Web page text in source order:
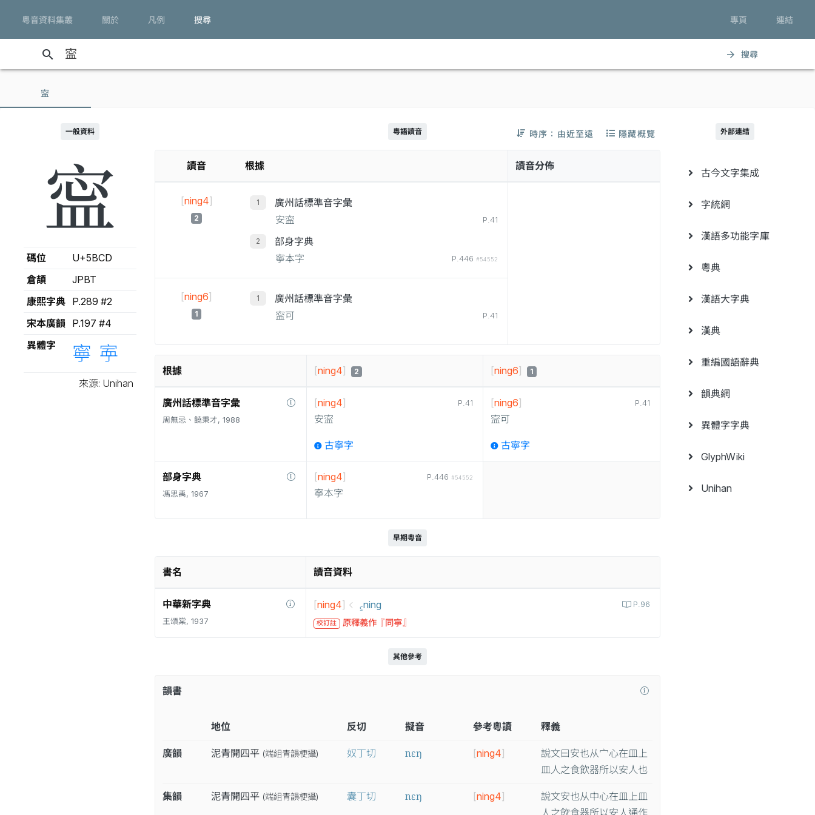
粵音資料集叢 關於 凡例 搜尋 專頁 連結
search arrow_forward 搜尋
寍
一般資料
寍
碼位
U+5BCD
倉頡
JPBT
康熙字典
P.289 #2
宋本廣韻
P.197 #4
異體字
寧 𡨴
來源: Unihan
粵語讀音 時序：由近至遠 隱藏概覽
讀音 根據
[ning4]
2
廣州話標準音字彙
安寍
P.41
部身字典
寧本字
P.446 #54552
[ning6]
1
廣州話標準音字彙
寍可
P.41
讀音分佈
根據 [ning4] 2 [ning6] 1
廣州話標準音字彙
周無忌、饒秉才, 1988
P.41
[ning4]
安寍
古寧字
P.41
[ning6]
寍可
古寧字
部身字典
馮思禹, 1967
P.446 #54552
[ning4]
寧本字
早期粵音
書名 讀音資料
中華新字典
王頌棠, 1937
P.96
[ning4] ꜁ning
校訂註 原釋義作『同寧』
其他參考
韻書
地位 反切 擬音 參考粵讀 釋義
廣韻 泥青開四平 (端組青韻梗攝) 奴丁切 nɛŋ [ning4]
說文曰安也从宀心在皿上
皿人之食飲器所以安人也
集韻 泥青開四平 (端組青韻梗攝) 囊丁切 nɛŋ [ning4]
說文安也从中心在皿上皿
人之飲食器所以安人通作
外部連結
古今文字集成
字統網
漢語多功能字庫
粵典
漢語大字典
漢典
重編國語辭典
韻典網
異體字字典
GlyphWiki
Unihan